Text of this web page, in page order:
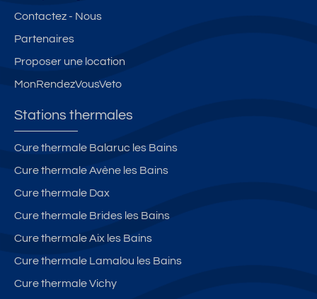
Contactez - Nous
Partenaires
Proposer une location
MonRendezVousVeto
Stations thermales
Cure thermale Balaruc les Bains
Cure thermale Avène les Bains
Cure thermale Dax
Cure thermale Brides les Bains
Cure thermale Aix les Bains
Cure thermale Lamalou les Bains
Cure thermale Vichy